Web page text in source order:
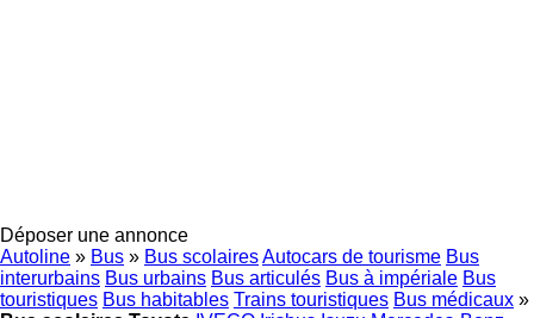
Déposer une annonce
Autoline » Bus » Bus scolairesAutocars de tourisme Bus
interurbains Bus urbains Bus articulés Bus à impériale Bus
touristiques Bus habitables Trains touristiques Bus médicaux »